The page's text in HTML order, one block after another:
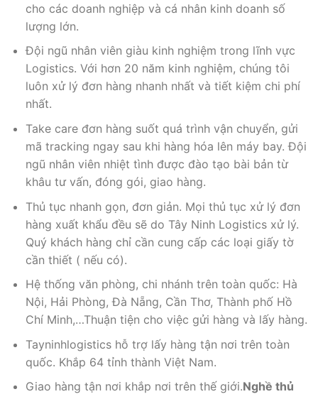
cho các doanh nghiệp và cá nhân kinh doanh số
lượng lớn.
Đội ngũ nhân viên giàu kinh nghiệm trong lĩnh vực
Logistics. Với hơn 20 năm kinh nghiệm, chúng tôi
luôn xử lý đơn hàng nhanh nhất và tiết kiệm chi phí
nhất.
Take care đơn hàng suốt quá trình vận chuyển, gửi
mã tracking ngay sau khi hàng hóa lên máy bay. Đội
ngũ nhân viên nhiệt tình được đào tạo bài bản từ
khâu tư vấn, đóng gói, giao hàng.
Thủ tục nhanh gọn, đơn giản. Mọi thủ tục xử lý đơn
hàng xuất khẩu đều sẽ do Tây Ninh Logistics xử lý.
Quý khách hàng chỉ cần cung cấp các loại giấy tờ
cần thiết ( nếu có).
Hệ thống văn phòng, chi nhánh trên toàn quốc: Hà
Nội, Hải Phòng, Đà Nẵng, Cần Thơ, Thành phố Hồ
Chí Minh,…Thuận tiện cho việc gửi hàng và lấy hàng.
Tayninhlogistics hỗ trợ lấy hàng tận nơi trên toàn
quốc. Khắp 64 tỉnh thành Việt Nam.
Giao hàng tận nơi khắp nơi trên thế giới.Nghề thủ